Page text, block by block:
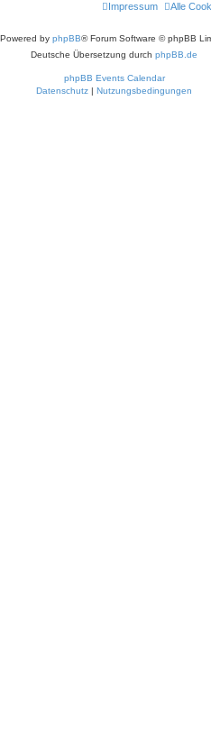
Alle
Impressum
Powered by phpBB® Forum Software © phpBB
Deutsche Übersetzung durch phpBB.de
phpBB Events Calendar
Datenschutz
Nutzungsbedingungen